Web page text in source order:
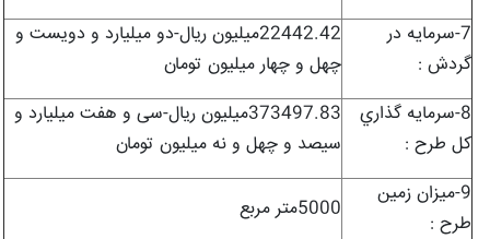
7-سرمايه در
گردش :
22442.42میلیون ریال-دو میلیارد و دویست و
چهل و چهار میلیون تومان
8-سرمايه گذاري
کل طرح :
373497.83میلیون ریال-سی و هفت میلیارد و
سیصد و چهل و نه میلیون تومان
9-ميزان زمين
طرح :
5000متر مربع